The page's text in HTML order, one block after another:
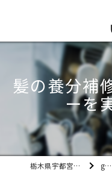
髪の養分補
ーを
栃木県宇都宮市の美容室ult gallery